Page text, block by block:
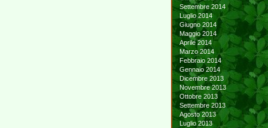
Settembre 2014
Luglio 2014
Giugno 2014
Maggio 2014
Aprile 2014
Marzo 2014
Febbraio 2014
Gennaio 2014
Dicembre 2013
Novembre 2013
Ottobre 2013
Settembre 2013
Agosto 2013
Luglio 2013